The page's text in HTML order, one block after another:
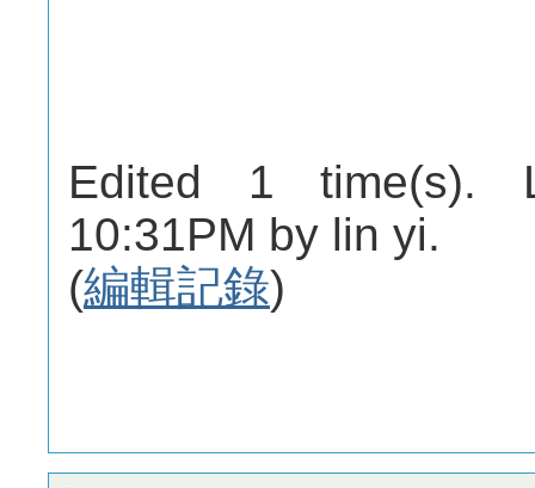
Edited 1 time(s).
10:31PM by lin yi.
(編輯記錄)